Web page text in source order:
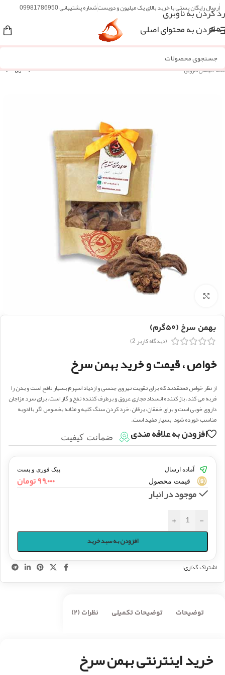
رد کردن به ناوبری
رد کردن به محتوای اصلی
ارسال رایگان پستی با خرید بالای یک میلیون و دویستشماره پشتیبانی 09981786950
منو
خانه/گیاهان دارویی
بزرگنمایی تصویر
بهمن سرخ (۵۰گرم)
(دیدگاه کاربر 2
)
خواص ، قیمت و خرید بهمن سرخ
از نظر خواص معتقدند که براى تقویت نیروى جنسى و ازدیاد اسپرم بسیار نافع است و بدن را
فربه مى کند. باز کننده انسداد مجارى عروق و برطرف کننده نفخ و گاز است. براى سرد مزاجان
داروى خوبى است و براى خفقان، یرقان، خرد کردن سنگ کلیه و مثانه بخصوص اگر با ادویه
مناسب خورده شود، بسیار مفید است.
افزودن به علاقه مندی ضمانت کیفیت
آماده ارسال پیک فوری و پست
قیمت محصول ۹۹,۰۰۰تومان
موجود در انبار
-
+
افزودن به سبد خرید
اشتراک گذاری:
توضیحات توضیحات تکمیلی نظرات (2)
خرید اینترنتی بهمن سرخ